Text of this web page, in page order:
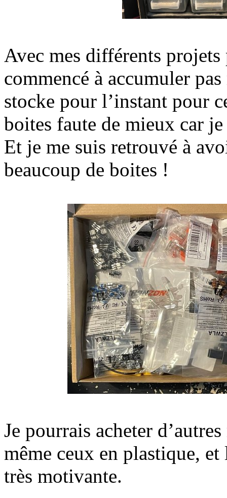
Avec mes différents projets
commencé à accumuler
stocke pour l’instant pour
boites faute de mieux car
Et je me suis retrouvé à
beaucoup de boites !
Je pourrais acheter
même ceux en plastique, et
très motivante.